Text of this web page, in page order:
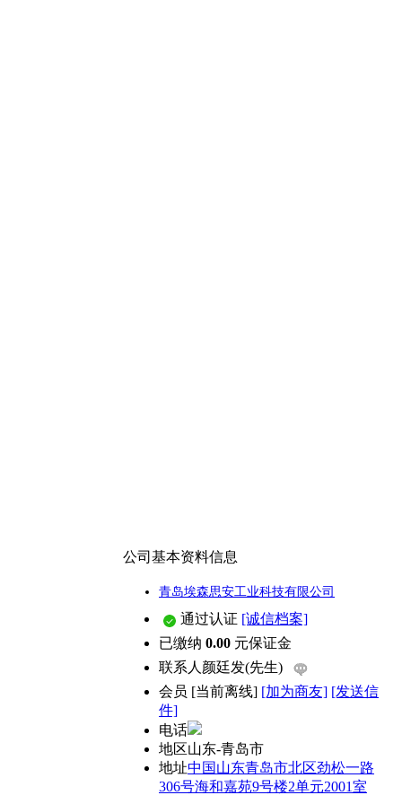
公司基本资料信息
青岛埃森思安工业科技有限公司
通过认证 [诚信档案]
已缴纳 0.00 元保证金
联系人颜廷发(先生)
会员 [当前离线] [加为商友] [发送信
件]
电话
地区山东-青岛市
地址中国山东青岛市北区劲松一路
306号海和嘉苑9号楼2单元2001室